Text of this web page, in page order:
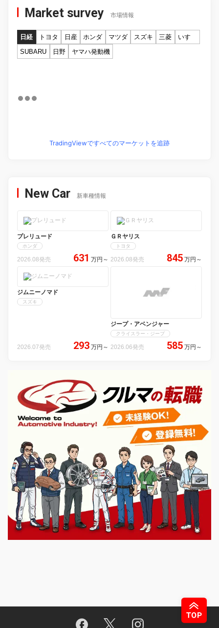
Market survey 市場情報
日経 トヨタ 日産 ホンダ マツダ スズキ 三菱
いすゞ
SUBARU
日野 ヤマハ発動機
TradingViewですべてのマーケットを追跡
New Car 新車種情報
プレリュード
ホンダ
2026.08発売 631 万円 ～
ＧＲヤリス
トヨタ
2026.08発売 845 万円 ～
ジムニーノマド
スズキ
2026.07発売 293 万円 ～
ジープ・アベンジャー
クライスラー・ジープ
2026.06発売 585 万円 ～